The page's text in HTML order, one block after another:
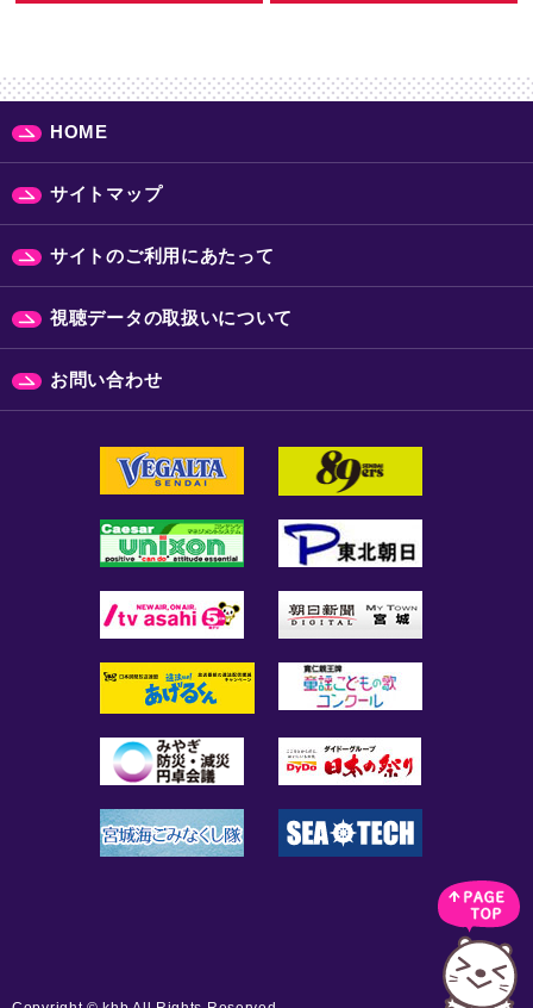
HOME
サイトマップ
サイトのご利用にあたって
視聴データの取扱いについて
お問い合わせ